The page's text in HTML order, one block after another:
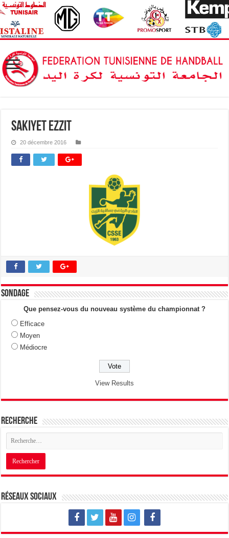
sakiyet ezzit
20 décembre 2016
Sondage
Que pensez-vous du nouveau système du championnat ?
Efficace
Moyen
Médiocre
View Results
Recherche
Réseaux sociaux